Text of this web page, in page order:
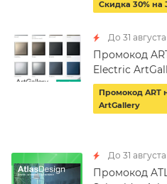
Скидка 30% на
До 31
Промокод
Electric
Промокод ART
ArtGallery
До 31
Промокод